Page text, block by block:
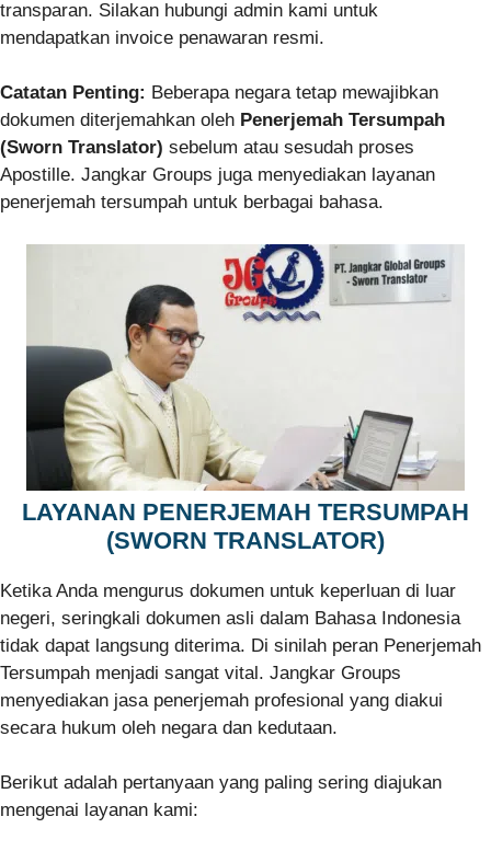
transparan. Silakan hubungi admin kami untuk
mendapatkan invoice penawaran resmi.
Catatan Penting: Beberapa negara tetap mewajibkan
dokumen diterjemahkan oleh Penerjemah Tersumpah
(Sworn Translator) sebelum atau sesudah proses
Apostille. Jangkar Groups juga menyediakan layanan
penerjemah tersumpah untuk berbagai bahasa.
LAYANAN PENERJEMAH TERSUMPAH
(SWORN TRANSLATOR)
Ketika Anda mengurus dokumen untuk keperluan di luar
negeri, seringkali dokumen asli dalam Bahasa Indonesia
tidak dapat langsung diterima. Di sinilah peran Penerjemah
Tersumpah menjadi sangat vital. Jangkar Groups
menyediakan jasa penerjemah profesional yang diakui
secara hukum oleh negara dan kedutaan.
Berikut adalah pertanyaan yang paling sering diajukan
mengenai layanan kami: